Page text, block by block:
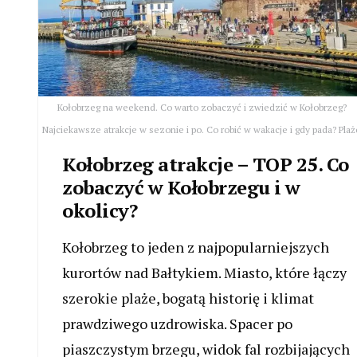
Kołobrzeg na weekend. Co warto zobaczyć i zwiedzić w Kołobrzeg?
Najciekawsze atrakcje w sezonie i po. Co robić w wakacje i gdy pada?
Kołobrzeg atrakcje – TOP 25. Co
zobaczyć w Kołobrzegu i w
okolicy?
Kołobrzeg to jeden z najpopularniejszych
kurortów nad Bałtykiem. Miasto, które łączy
szerokie plaże, bogatą historię i klimat
prawdziwego uzdrowiska. Spacer po
piaszczystym brzegu, widok fal rozbijających